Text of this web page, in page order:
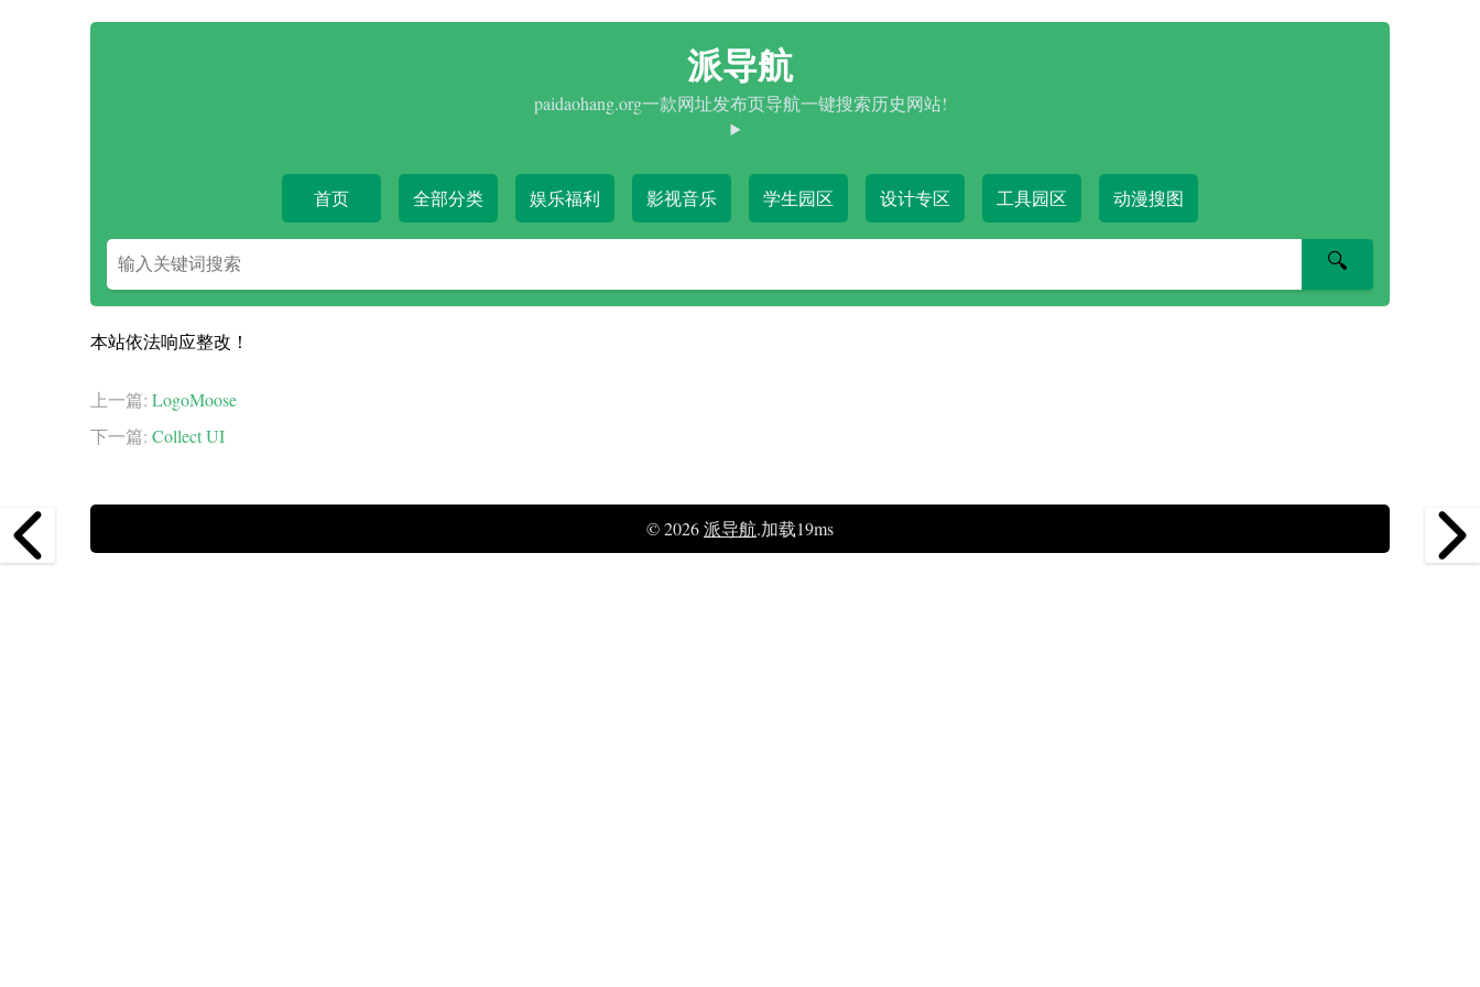
派导航
paidaohang.org一款网址发布页导航一键搜索历史网站!
首页 全部分类 娱乐福利 影视音乐 学生园区 设计专区 工具园区 动漫搜图
搜
索
字
🔍
本站依法响应整改！
上一篇: LogoMoose
下一篇: Collect UI
© 2026派导航.加载19ms